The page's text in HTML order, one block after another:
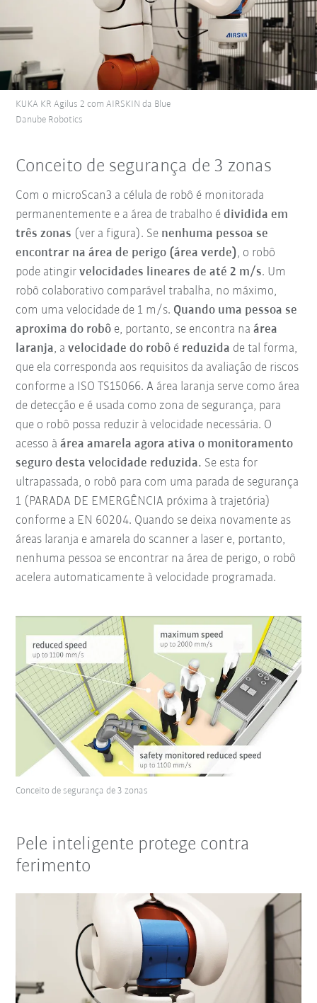
KUKA KR Agilus 2 com AIRSKIN da Blue
Danube Robotics
Conceito de segurança de 3 zonas
Com o microScan3 a célula de robô é monitorada
permanentemente e a área de trabalho édividida em
três zonas (ver a figura). Se nenhuma pessoa se
encontrar na área de perigo (área verde), o robô
pode atingir velocidades lineares de até 2 m/s. Um
robô colaborativo comparável trabalha, no máximo,
com uma velocidade de 1 m/s. Quando uma pessoa se
aproxima do robô e, portanto, se encontra naárea
laranja, avelocidade do robô é reduzida de tal forma,
que ela corresponda aos requisitos da avaliação de riscos
conforme a ISO TS15066. A área laranja serve como área
de detecção e é usada como zona de segurança, para
que o robô possa reduzir à velocidade necessária. O
acesso àárea amarela agora ativa o monitoramento
seguro desta velocidade reduzida. Se esta for
ultrapassada, o robô para com uma parada de segurança
1 (PARADA DE EMERGÊNCIA próxima à trajetória)
conforme a EN 60204. Quando se deixa novamente as
áreas laranja e amarela do scanner a laser e, portanto,
nenhuma pessoa se encontrar na área de perigo, o robô
acelera automaticamente à velocidade programada.
Conceito de segurança de 3 zonas
Pele inteligente protege contra
ferimento